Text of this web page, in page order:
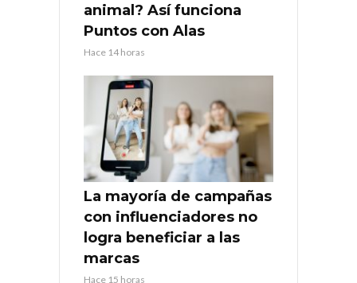
animal? Así funciona
Puntos con Alas
Hace 14 horas
La mayoría de campañas
con influenciadores no
logra beneficiar a las
marcas
Hace 15 horas